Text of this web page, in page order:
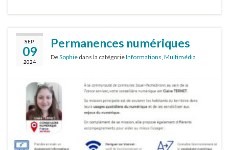
SEP
09
2024
Permanences numériques
DeSophie dans la catégorieInformations Multimédia